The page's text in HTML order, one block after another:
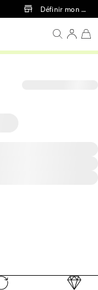
au contenu principal
Définir mon